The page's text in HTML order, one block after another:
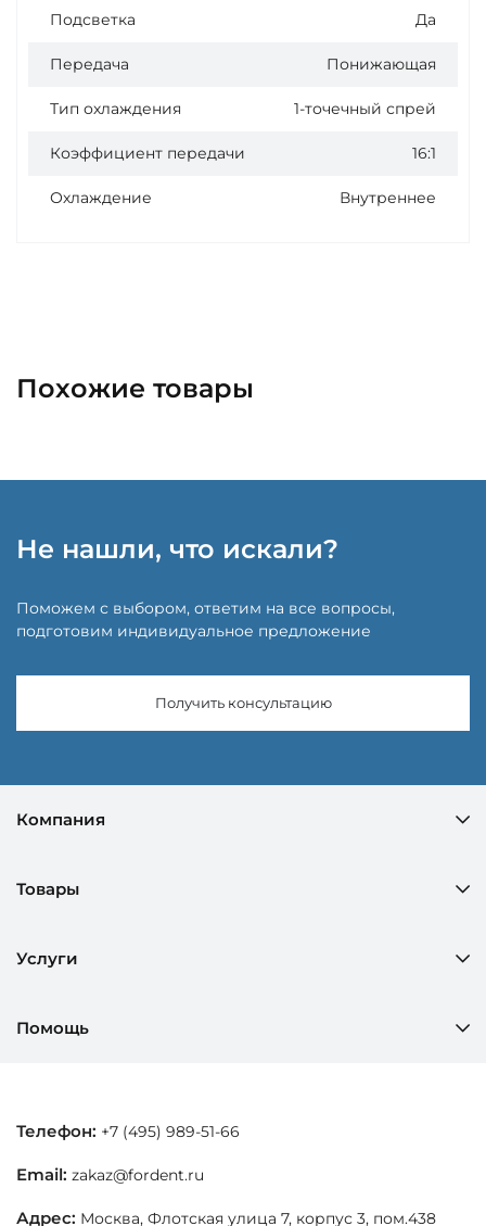
Подсветка Да
Передача Понижающая
Тип охлаждения 1-точечный спрей
Коэффициент передачи 16:1
Охлаждение Внутреннее
Похожие товары
Не нашли, что искали?
Поможем с выбором, ответим на все вопросы,
подготовим индивидуальное предложение
Получить консультацию
Компания
Товары
Услуги
Помощь
Телефон: +7 (495) 989-51-66
Email: zakaz@fordent.ru
Адрес: Москва, Флотская улица 7, корпус 3, пом.438